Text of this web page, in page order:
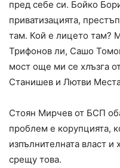
пред себе си. Бойко
приватизацията,
там. Кой е лицето там?
Трифонов ли, Сашо
мост още ми се хлъзга
Станишев и Лютви
Стоян Мирчев от БСП
проблем е корупцията,
изпълнителната власт и
срещу това.